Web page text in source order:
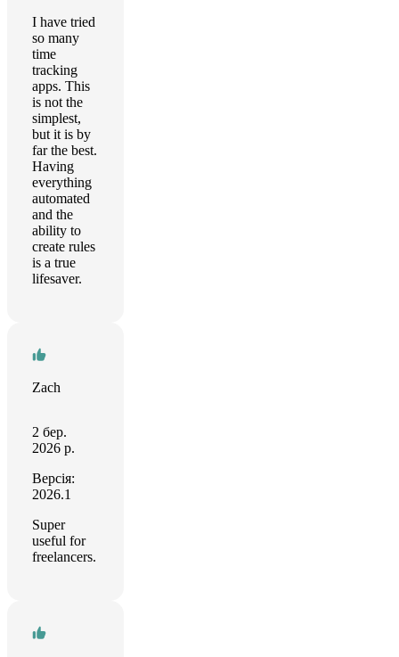
I have tried
so many
time
tracking
apps. This
is not the
simplest,
but it is by
far the best.
Having
everything
automated
and the
ability to
create rules
is a true
lifesaver.
Zach
2 бер.
2026 р.
Версія:
2026.1
Super
useful for
freelancers.